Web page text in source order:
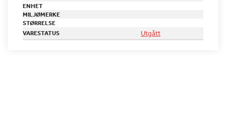
ENHET
MILJØMERKE
STØRRELSE
VARESTATUS
Utgått